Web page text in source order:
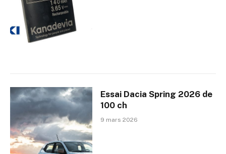
Essai Dacia Spring 2026 de
100 ch
9 mars 2026